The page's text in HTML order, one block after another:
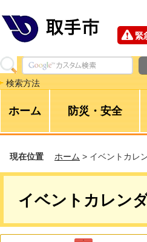
緊
検索方法
ホーム 防災・安全
現在位置 ホーム > イベントカレ
イベントカレン